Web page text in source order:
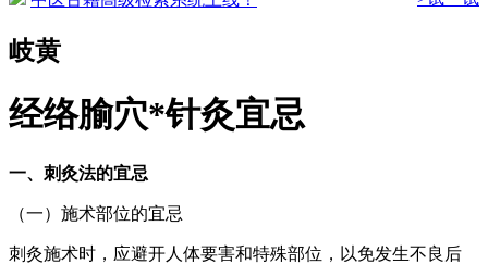
岐黄
经络腧穴*针灸宜忌
一、刺灸法的宜忌
（一）施术部位的宜忌
刺灸施术时，应避开人体要害和特殊部位，以免发生不良后